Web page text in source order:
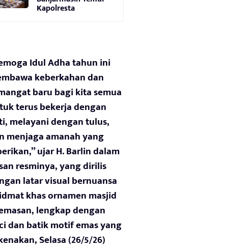
Kapolresta
Idul Adha tahun ini
keberkahan dan
baru bagi kita semua
terus bekerja dengan
melayani dengan tulus,
menjaga amanah yang
ujar H. Barlin dalam
resminya, yang dirilis
latar visual bernuansa
khas ornamen masjid
lengkap dengan
dan batik motif emas yang
Selasa (26/5/26)